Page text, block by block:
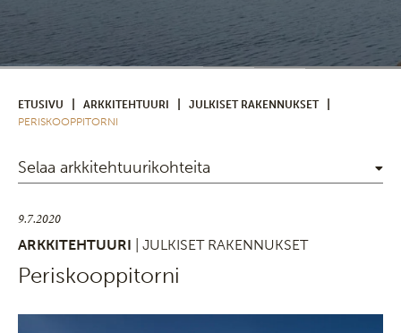
ETUSIVU ARKKITEHTUURI JULKISET RAKENNUKSET
PERISKOOPPITORNI
Selaa arkkitehtuurikohteita
9.7.2020
ARKKITEHTUURI
| JULKISET RAKENNUKSET
Periskooppitorni